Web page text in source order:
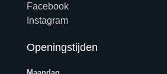
Facebook
Instagram
Openingstijden